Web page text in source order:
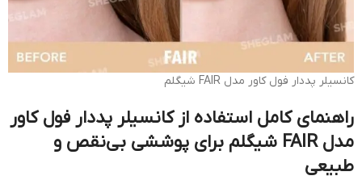
کانسیلر پددار فول كاور مدل FAIR شیگلم
راهنمای کامل استفاده از کانسیلر پددار فول كاور
مدل FAIR شیگلم برای پوششی بی‌نقص و
طبیعی